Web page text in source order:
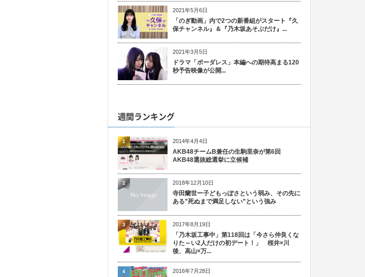
2021年5月6日
「のぎ動画」内で2つの新番組がスタート『久
保チャンネル』＆『乃木坂あそぶだけ』...
2021年3月5日
ドラマ「ボーダレス」本編への期待高まる120
秒予告映像が公開...
週間ランキング
2014年4月4日
AKB48チームB兼任の生駒里奈が第6回
AKB48選抜総選挙に立候補
1
2018年12月10日
寺田蘭世ー子どもっぽさという弱み、その先に
ある”死ぬまで満足しない”という強み
2
2017年8月19日
「乃木坂工事中」第118回は「今さら仲良くな
りた～い2人だけの初デート！」 桜井×川
後、高山×万...
3
2016年7月28日
4